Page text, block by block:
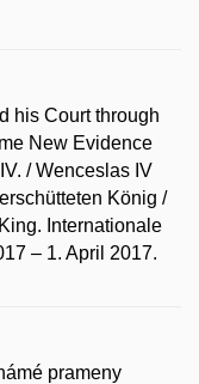
his Court through
New Evidence
/ Wenceslas IV
König /
Internationale
– 1. April 2017.
prameny